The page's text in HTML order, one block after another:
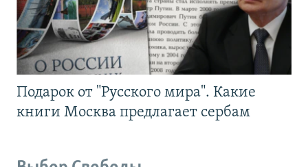
Подарок от "Русского мира". Какие
книги Москва предлагает сербам